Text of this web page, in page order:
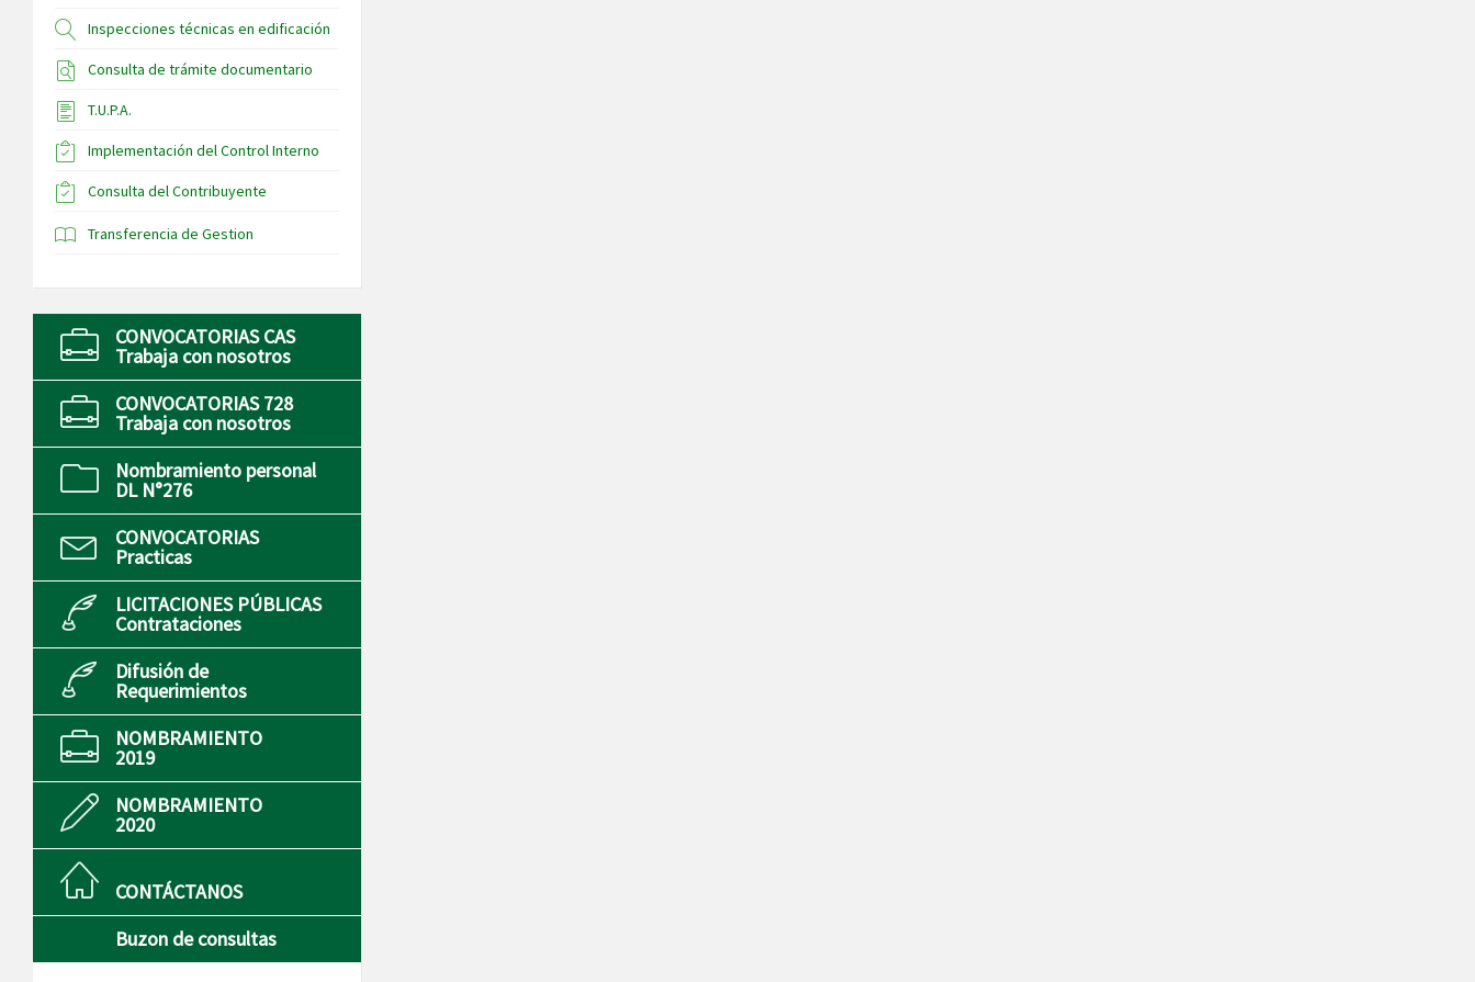
Inspecciones técnicas en edificación
Consulta de trámite documentario
T.U.P.A.
Implementación del Control Interno
Consulta del Contribuyente
Transferencia de Gestion
CONVOCATORIAS CAS
Trabaja con nosotros
CONVOCATORIAS 728
Trabaja con nosotros
Nombramiento personal
DL N°276
CONVOCATORIAS
Practicas
LICITACIONES PÚBLICAS
Contrataciones
Difusión de
Requerimientos
NOMBRAMIENTO
2019
NOMBRAMIENTO
2020
CONTÁCTANOS
Buzon de consultas